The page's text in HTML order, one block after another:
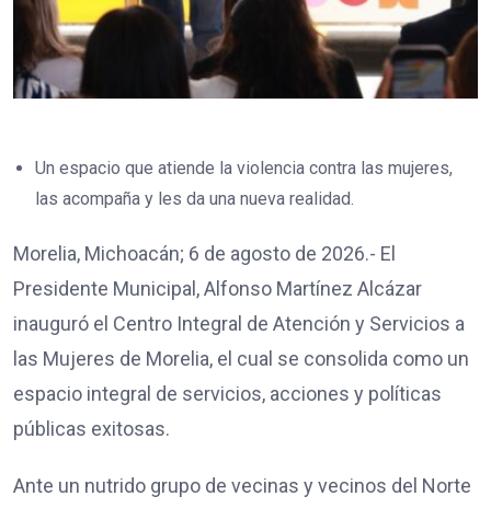
Un espacio que atiende la violencia contra las mujeres,
las acompaña y les da una nueva realidad.
Morelia, Michoacán; 6 de agosto de 2026.- El
Presidente Municipal, Alfonso Martínez Alcázar
inauguró el Centro Integral de Atención y Servicios a
las Mujeres de Morelia, el cual se consolida como un
espacio integral de servicios, acciones y políticas
públicas exitosas.
Ante un nutrido grupo de vecinas y vecinos del Norte